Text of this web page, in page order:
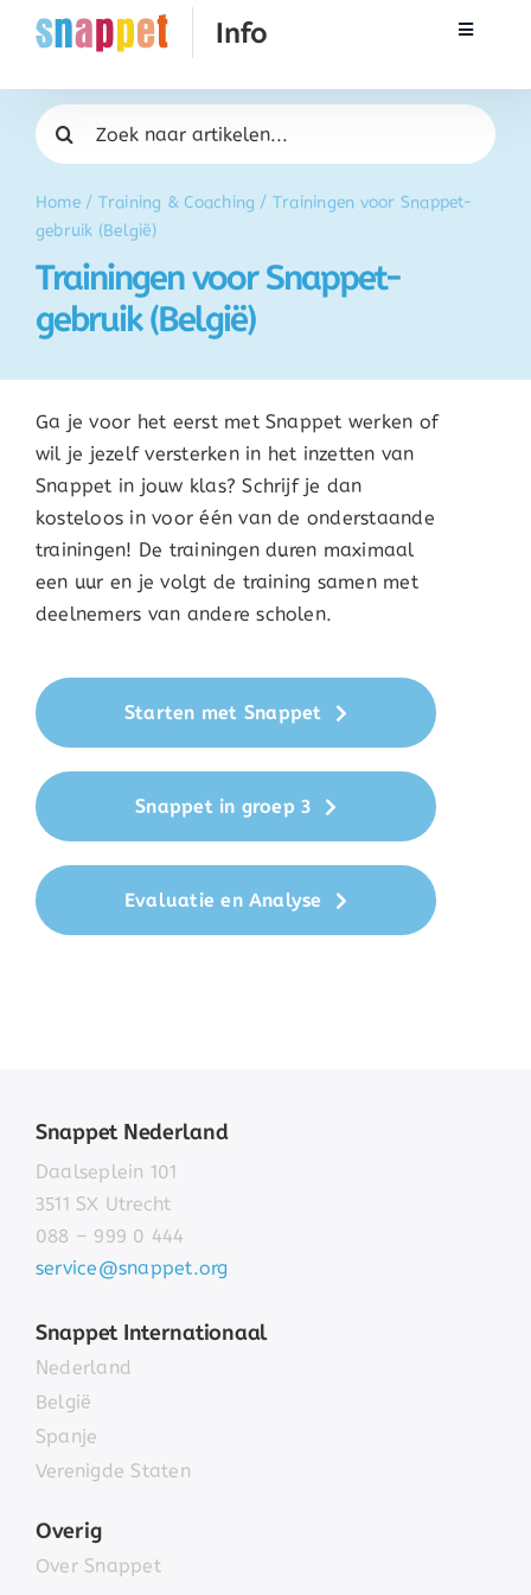
naar
Toggle
Rekenen
Taal & Spelling
Werken met Snappet
Training
FAQ
Home/ Training & Coaching / Trainingen voor Snappet-
gebruik (België)
Trainingen voor Snappet-
gebruik (België)
Zoeken
naar:
Ga je voor het eerst met Snappet werken of
wil je jezelf versterken in het inzetten van
Snappet in jouw klas? Schrijf je dan
kosteloos in voor één van de onderstaande
trainingen! De trainingen duren maximaal
een uur en je volgt de training samen met
deelnemers van andere scholen.
Starten met Snappet
Snappet in groep 3
Evaluatie en Analyse
Snappet Nederland
Daalseplein 101
3511 SX Utrecht
088 – 999 0 444
service@snappet.org
Snappet Internationaal
Nederland
België
Spanje
Verenigde Staten
Overig
Over Snappet